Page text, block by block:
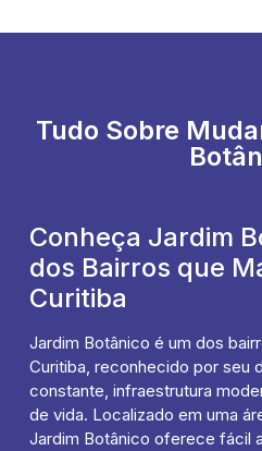
Tudo Sobre
Conheça Jardim
dos Bairros que
Curitiba
Jardim Botânico é um dos
Curitiba, reconhecido por seu
constante, infraestrutura
de vida. Localizado em uma
Jardim Botânico oferece fácil